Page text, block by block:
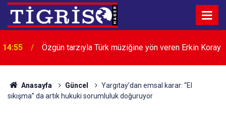
14:55
Özgün tarzıyla Türk müziğine yön veren Erkin Koray
Anasayfa Güncel
Yargıtay’dan emsal karar: “El
sıkışma” da artık hukuki sorumluluk doğuruyor